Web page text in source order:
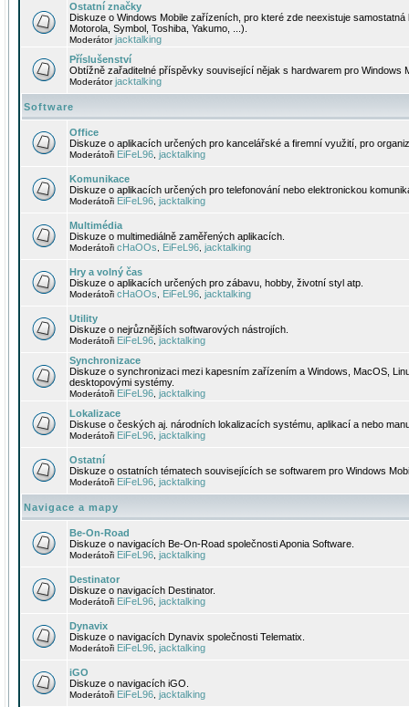
Ostatní značky
Diskuze o Windows Mobile zařízeních, pro které zde neexistuje
Motorola, Symbol, Toshiba, Yakumo, ...).
Moderátorjacktalking
Příslušenství
Obtížně zařaditelné příspěvky související nějak s hardwarem pro Windows
Moderátorjacktalking
Software
Office
Diskuze o aplikacích určených pro kancelářské a firemní využití, pro
Moderátoři EiFeL96 jacktalking
Komunikace
Diskuze o aplikacích určených pro telefonování nebo elektronickou
Moderátoři EiFeL96 jacktalking
Multimédia
Diskuze o multimediálně zaměřených aplikacích.
Moderátoři cHaOOs EiFeL96 jacktalking
Hry a volný čas
Diskuze o aplikacích určených pro zábavu, hobby, životní styl atp.
Moderátoři cHaOOs EiFeL96 jacktalking
Utility
Diskuze o nejrůznějších softwarových nástrojích.
Moderátoři EiFeL96 jacktalking
Synchronizace
Diskuze o synchronizaci mezi kapesním zařízením a Windows, MacOS,
desktopovými systémy.
Moderátoři EiFeL96 jacktalking
Lokalizace
Diskuse o českých aj. národních lokalizacích systému, aplikací a nebo
Moderátoři EiFeL96 jacktalking
Ostatní
Diskuze o ostatních tématech souvisejících se softwarem pro Windows
Moderátoři EiFeL96 jacktalking
Navigace a mapy
Be-On-Road
Diskuze o navigacích Be-On-Road společnosti Aponia Software.
Moderátoři EiFeL96 jacktalking
Destinator
Diskuze o navigacích Destinator.
Moderátoři EiFeL96 jacktalking
Dynavix
Diskuze o navigacích Dynavix společnosti Telematix.
Moderátoři EiFeL96 jacktalking
iGO
Diskuze o navigacích iGO.
Moderátoři EiFeL96 jacktalking